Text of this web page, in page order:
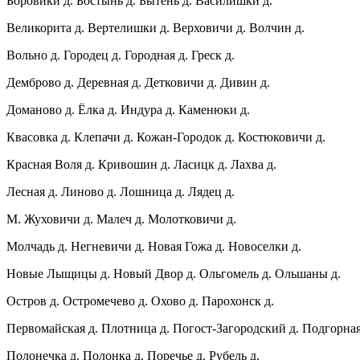
Великорита д. Вертелишки д. Верховичи д. Волчин д.
Вольно д. Городец д. Городная д. Греск д.
Демброво д. Деревная д. Детковичи д. Дивин д.
Доманово д. Ёлка д. Индура д. Каменюки д.
Квасовка д. Клепачи д. Кожан-Городок д. Костюковичи д.
Красная Воля д. Кривошин д. Ласицк д. Лахва д.
Лесная д. Линово д. Лошница д. Лядец д.
М. Жуховичи д. Малеч д. Молотковичи д.
Молчадь д. Негневичи д. Новая Гожа д. Новоселки д.
Новые Лыщицы д. Новый Двор д. Ольгомель д. Ольшаны д.
Остров д. Остромечево д. Охово д. Парохонск д.
Первомайская д. Плотница д. Погост-Загородский д.
Полонечка д. Полонка д. Поречье д. Рубель д.